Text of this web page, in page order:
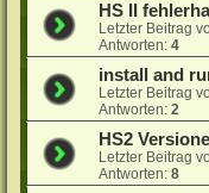
HS II
Letzter Beitrag
Antworten:4
install and
Letzter Beitrag
Antworten:2
HS2
Letzter Beitrag
Antworten:8